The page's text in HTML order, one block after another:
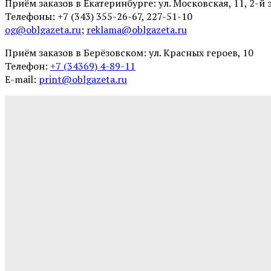
Приём заказов в Екатеринбурге: ул. Московская, 11, 2-й
Телефоны: +7 (343) 355-26-67, 227-51-10
og@oblgazeta.ru; reklama@oblgazeta.ru
Приём заказов в Берёзовском: ул. Красных героев, 10
Телефон: +7 (34369) 4-89-11
Е-mail: print@oblgazeta.ru